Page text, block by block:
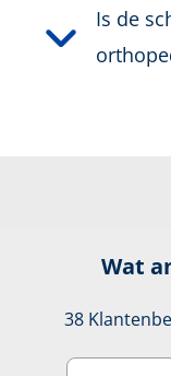
Is de
Wat
38